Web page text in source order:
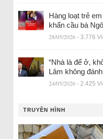
Hàng loạt trẻ
khẩn cầu bà
28/05/2026 - 3.776
“Nhà là để ở,
Lâm không
24/05/2026 - 2.425
TRUYỀN HÌNH